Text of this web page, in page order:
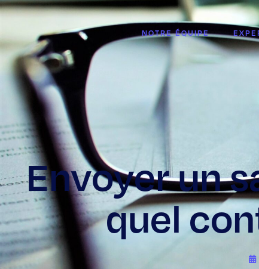
NOTRE ÉQUIPE
Envoyer un
quel